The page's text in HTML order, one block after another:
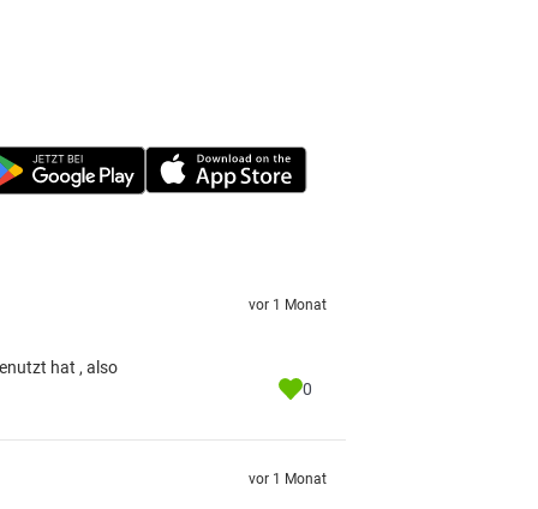
hat , also
vor 1 Monat
0
vor 1 Monat